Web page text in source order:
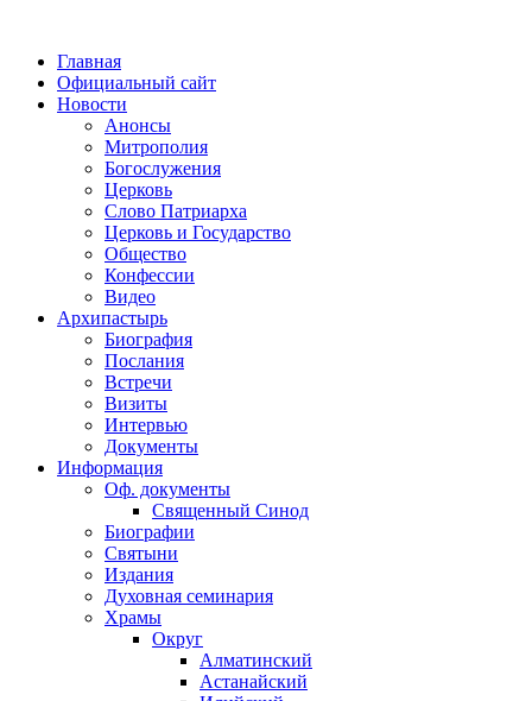
Главная
Официальный сайт
Новости
Анонсы
Митрополия
Богослужения
Церковь
Слово Патриарха
Церковь и Государство
Общество
Конфессии
Видео
Архипастырь
Биография
Послания
Встречи
Визиты
Интервью
Документы
Информация
Оф. документы
Священный Синод
Биографии
Святыни
Издания
Духовная семинария
Храмы
Округ
Алматинский
Астанайский